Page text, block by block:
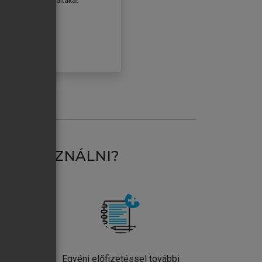
HASZNÁLNI?
Egyéni előfizetéssel további